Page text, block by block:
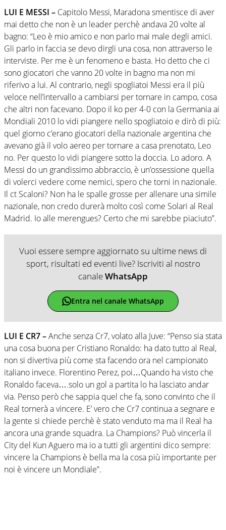
LUI E MESSI – Capitolo Messi, Maradona smentisce di aver
mai detto che non è un leader perchè andava 20 volte al
bagno: “Leo è mio amico e non parlo mai male degli amici.
Gli parlo in faccia se devo dirgli una cosa, non attraverso le
interviste. Per me è un fenomeno e basta. Ho detto che ci
sono giocatori che vanno 20 volte in bagno ma non mi
riferivo a lui. Al contrario, negli spogliatoi Messi era il più
veloce nell’intervallo a cambiarsi per tornare in campo, cosa
che altri non facevano. Dopo il ko per 4-0 con la Germania ai
Mondiali 2010 lo vidi piangere nello spogliatoio e dirò di più:
quel giorno c’erano giocatori della nazionale argentina che
avevano già il volo aereo per tornare a casa prenotato, Leo
no. Per questo lo vidi piangere sotto la doccia. Lo adoro. A
Messi do un grandissimo abbraccio, è un’ossessione quella
di volerci vedere come nemici, spero che torni in nazionale.
Il ct Scaloni? Non ha le spalle grosse per allenare una simile
nazionale, non credo durerà molto così come Solari al Real
Madrid. Io alle merengues? Certo che mi sarebbe piaciuto”.
Vuoi essere sempre aggiornato su ultime news di
sport, risultati ed eventi live? Iscriviti al nostro
canaleWhatsApp
Entra nel canale WhatsApp
LUI E CR7 –Anche senza Cr7, volato alla Juve: “Penso sia stata
una cosa buona per Cristiano Ronaldo: ha dato tutto al Real,
non si divertiva più come sta facendo ora nel campionato
italiano invece. Florentino Perez, poi…Quando ha visto che
Ronaldo faceva….solo un gol a partita lo ha lasciato andar
via. Penso però che sappia quel che fa, sono convinto che il
Real tornerà a vincere. E’ vero che Cr7 continua a segnare e
la gente si chiede perchè è stato venduto ma ma il Real ha
ancora una grande squadra. La Champions? Può vincerla il
City del Kun Aguero ma io a tutti gli argentini dico sempre:
vincere la Champions è bella ma la cosa più importante per
noi è vincere un Mondiale”.